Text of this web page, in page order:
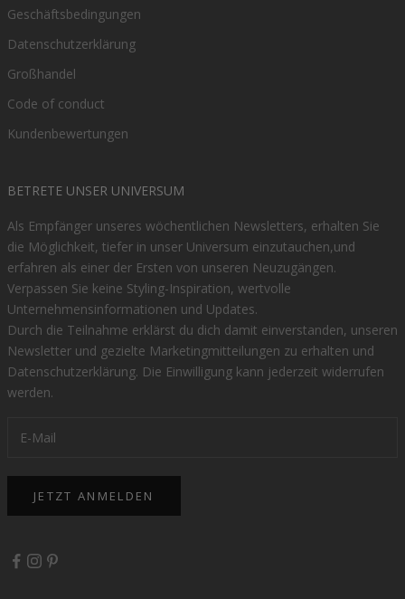
Geschäftsbedingungen
Datenschutzerklärung
Großhandel
Code of conduct
Kundenbewertungen
BETRETE UNSER UNIVERSUM
Als Empfänger unseres wöchentlichen Newsletters, erhalten Sie
die Möglichkeit, tiefer in unser Universum einzutauchen,und
erfahren als einer der Ersten von unseren Neuzugängen.
Verpassen Sie keine Styling-Inspiration, wertvolle
Unternehmensinformationen und Updates.
Durch die Teilnahme erklärst du dich damit einverstanden, unseren
Newsletter und gezielte Marketingmitteilungen zu erhalten und
Datenschutzerklärung. Die Einwilligung kann jederzeit widerrufen
werden.
JETZT ANMELDEN